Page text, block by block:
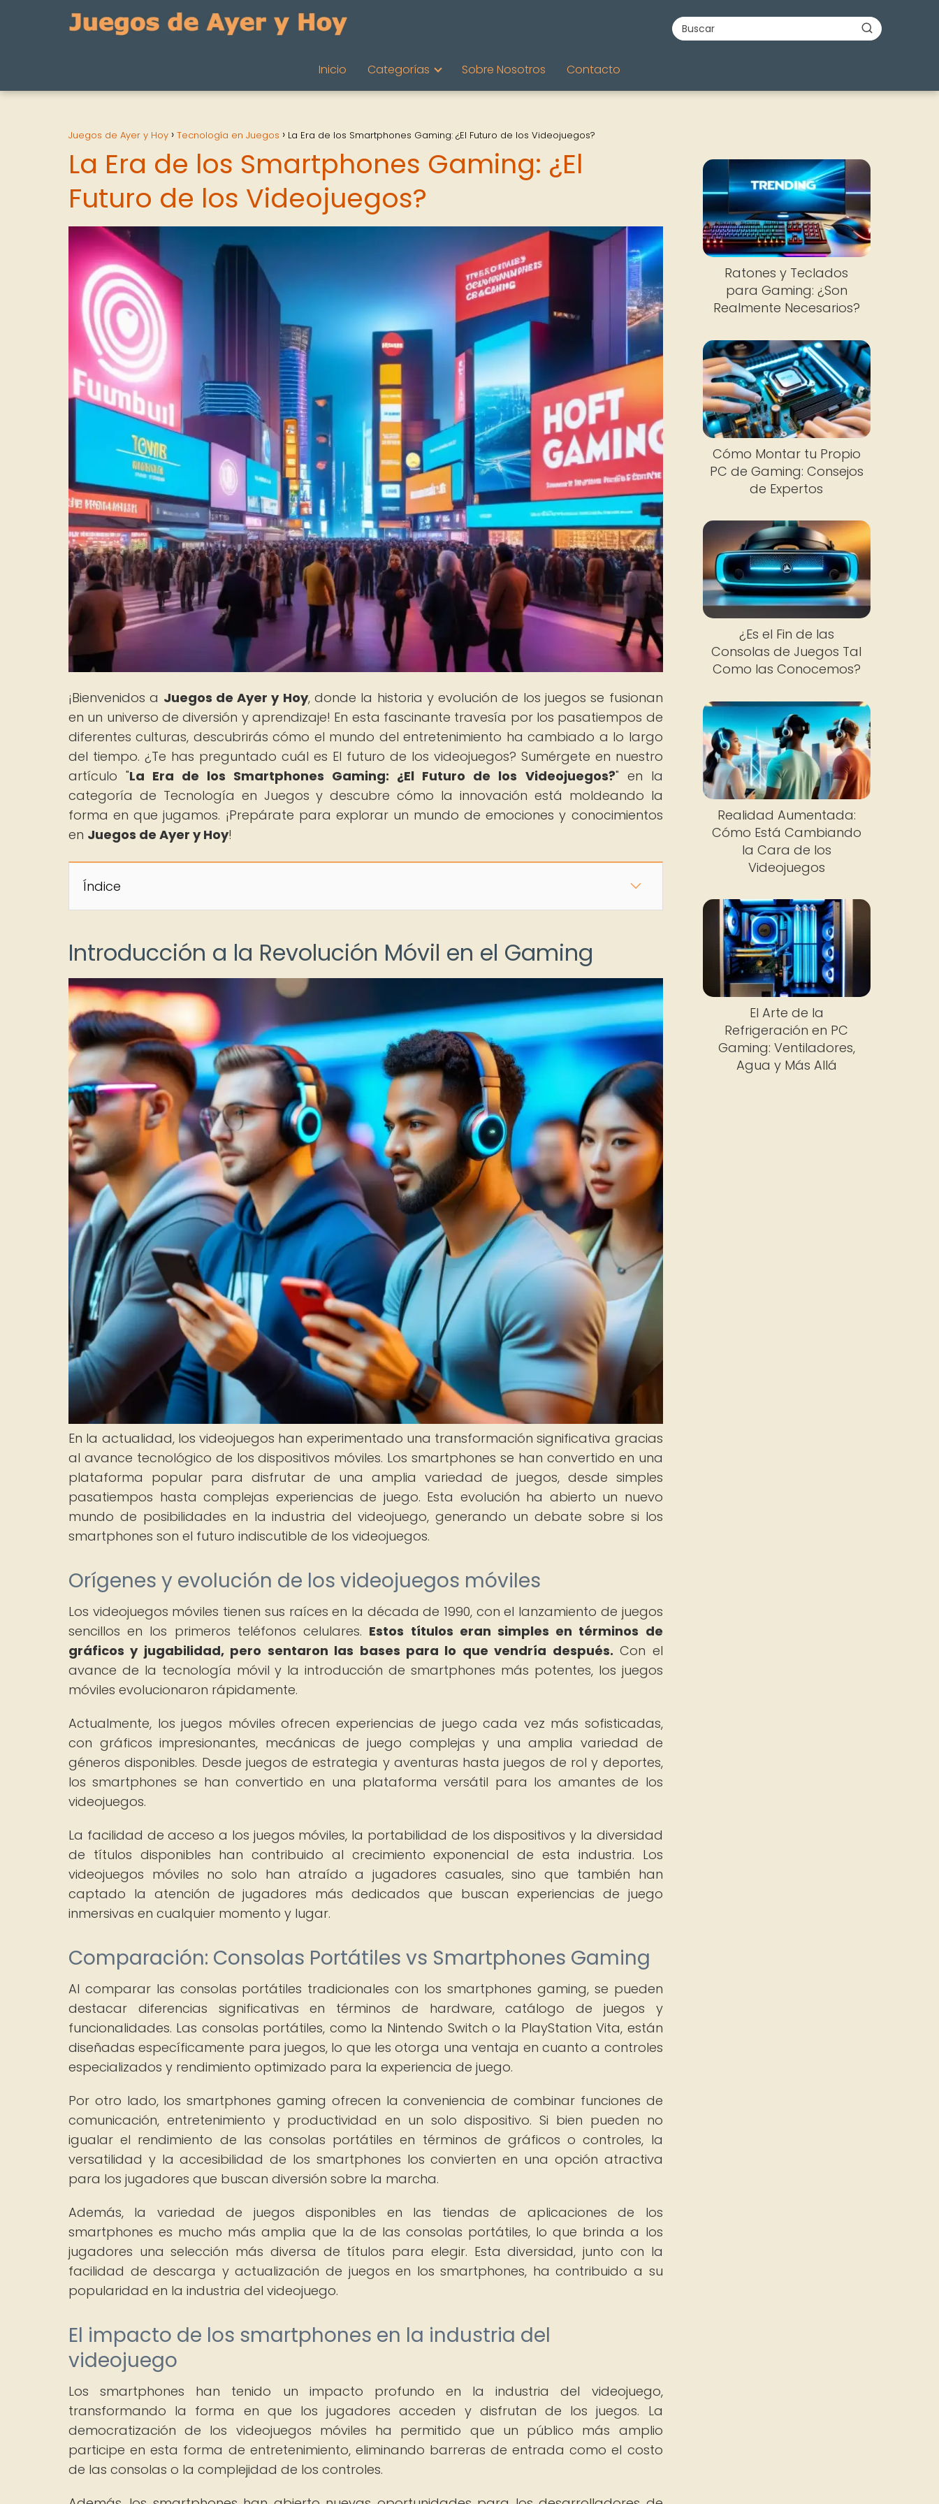
Inicio Categorías Sobre Nosotros Contacto
Juegos de Ayer y Hoy Tecnología en Juegos La Era de los Smartphones Gaming: ¿El Futuro de los Videojuegos?
La Era de los Smartphones Gaming: ¿El
Futuro de los Videojuegos?
¡Bienvenidos a Juegos de Ayer y Hoy, donde la historia y evolución de los juegos se fusionan
en un universo de diversión y aprendizaje! En esta fascinante travesía por los pasatiempos de
diferentes culturas, descubrirás cómo el mundo del entretenimiento ha cambiado a lo largo
del tiempo. ¿Te has preguntado cuál es El futuro de los videojuegos? Sumérgete en nuestro
artículo "La Era de los Smartphones Gaming: ¿El Futuro de los Videojuegos?" en la
categoría de Tecnología en Juegos y descubre cómo la innovación está moldeando la
forma en que jugamos. ¡Prepárate para explorar un mundo de emociones y conocimientos
en Juegos de Ayer y Hoy!
Índice
Introducción a la Revolución Móvil en el Gaming
En la actualidad, los videojuegos han experimentado una transformación significativa gracias
al avance tecnológico de los dispositivos móviles. Los smartphones se han convertido en una
plataforma popular para disfrutar de una amplia variedad de juegos, desde simples
pasatiempos hasta complejas experiencias de juego. Esta evolución ha abierto un nuevo
mundo de posibilidades en la industria del videojuego, generando un debate sobre si los
smartphones son el futuro indiscutible de los videojuegos.
Orígenes y evolución de los videojuegos móviles
Los videojuegos móviles tienen sus raíces en la década de 1990, con el lanzamiento de juegos
sencillos en los primeros teléfonos celulares. Estos títulos eran simples en términos de
gráficos y jugabilidad, pero sentaron las bases para lo que vendría después. Con el
avance de la tecnología móvil y la introducción de smartphones más potentes, los juegos
móviles evolucionaron rápidamente.
Actualmente, los juegos móviles ofrecen experiencias de juego cada vez más sofisticadas,
con gráficos impresionantes, mecánicas de juego complejas y una amplia variedad de
géneros disponibles. Desde juegos de estrategia y aventuras hasta juegos de rol y deportes,
los smartphones se han convertido en una plataforma versátil para los amantes de los
videojuegos.
La facilidad de acceso a los juegos móviles, la portabilidad de los dispositivos y la diversidad
de títulos disponibles han contribuido al crecimiento exponencial de esta industria. Los
videojuegos móviles no solo han atraído a jugadores casuales, sino que también han
captado la atención de jugadores más dedicados que buscan experiencias de juego
inmersivas en cualquier momento y lugar.
Comparación: Consolas Portátiles vs Smartphones Gaming
Al comparar las consolas portátiles tradicionales con los smartphones gaming, se pueden
destacar diferencias significativas en términos de hardware, catálogo de juegos y
funcionalidades. Las consolas portátiles, como la Nintendo Switch o la PlayStation Vita, están
diseñadas específicamente para juegos, lo que les otorga una ventaja en cuanto a controles
especializados y rendimiento optimizado para la experiencia de juego.
Por otro lado, los smartphones gaming ofrecen la conveniencia de combinar funciones de
comunicación, entretenimiento y productividad en un solo dispositivo. Si bien pueden no
igualar el rendimiento de las consolas portátiles en términos de gráficos o controles, la
versatilidad y la accesibilidad de los smartphones los convierten en una opción atractiva
para los jugadores que buscan diversión sobre la marcha.
Además, la variedad de juegos disponibles en las tiendas de aplicaciones de los
smartphones es mucho más amplia que la de las consolas portátiles, lo que brinda a los
jugadores una selección más diversa de títulos para elegir. Esta diversidad, junto con la
facilidad de descarga y actualización de juegos en los smartphones, ha contribuido a su
popularidad en la industria del videojuego.
El impacto de los smartphones en la industria del
videojuego
Los smartphones han tenido un impacto profundo en la industria del videojuego,
transformando la forma en que los jugadores acceden y disfrutan de los juegos. La
democratización de los videojuegos móviles ha permitido que un público más amplio
participe en esta forma de entretenimiento, eliminando barreras de entrada como el costo
de las consolas o la complejidad de los controles.
Ratones y Teclados
para Gaming: ¿Son
Realmente Necesarios?
Cómo Montar tu Propio
PC de Gaming: Consejos
de Expertos
¿Es el Fin de las
Consolas de Juegos Tal
Como las Conocemos?
Realidad Aumentada:
Cómo Está Cambiando
la Cara de los
Videojuegos
El Arte de la
Refrigeración en PC
Gaming: Ventiladores,
Agua y Más Allá